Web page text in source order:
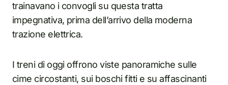
trainavano i convogli su questa tratta
impegnativa, prima dell’arrivo della moderna
trazione elettrica.
I treni di oggi offrono viste panoramiche sulle
cime circostanti, sui boschi fitti e su affascinanti